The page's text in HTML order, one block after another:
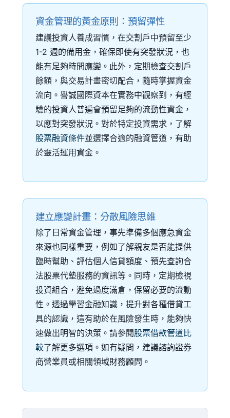
資金管理的黃金原則：預留彈性
建議投資人養成習慣，在交割戶中預留至少
1-2 週的備用金，確保即使有突發狀況，也
能有足夠時間應變。此外，定期檢查交割戶
餘額，與交易計畫密切配合，隨時掌握資金
流向。譽誠國際資本在實務中觀察到，有經
驗的投資人普遍會預留足夠的流動性資金，
以應對突發狀況。對於特定投資需求，了解
股票融資條件並選擇合適的融資管道，有助
於靈活運用資金。
建立應變計畫：分散風險思維
除了日常資金管理，事先準備多個應急資金
來源也同樣重要，例如了解親友是否能提供
臨時幫助、評估個人信貸額度、預先查詢合
法股票代墊服務的資訊等。同時，定期檢視
投資組合，避免過度滿倉，保留必要的流動
性。透過學習金融知識，提升對各種借貸工
具的認識，這有助於在風險發生時，能夠快
速做出明智的決策。請參閱股票借款管道比
較了解更多選項。如有疑問，建議諮詢證券
商營業員或相關領域財務顧問。